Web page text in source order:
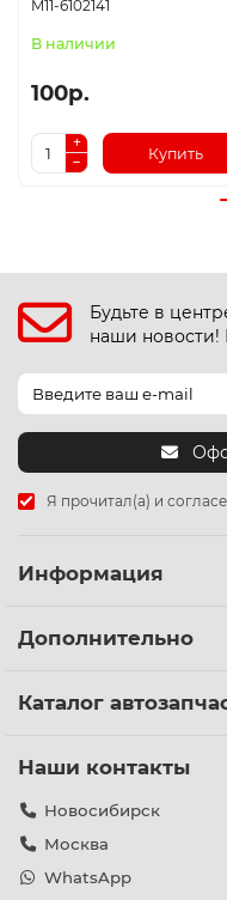
M11-6102141
В наличии
100р.
Купить
Будьте в
наши новости!
Я прочитал(а) и
Информация
Дополнительно
Каталог
Наши контакты
Новосибирск
Москва
WhatsApp